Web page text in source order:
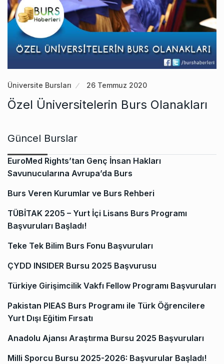
Üniversite Bursları 26 Temmuz 2020
Özel Üniversitelerin Burs Olanakları
Güncel Burslar
EuroMed Rights’tan Genç İnsan Hakları
Savunucularına Avrupa’da Burs
Burs Veren Kurumlar ve Burs Rehberi
TÜBİTAK 2205 – Yurt İçi Lisans Burs Programı
Başvuruları Başladı!
Teke Tek Bilim Burs Fonu Başvuruları
ÇYDD INSIDER Bursu 2025 Başvurusu
Türkiye Girişimcilik Vakfı Fellow Programı Başvuruları
Pakistan PIEAS Burs Programı ile Türk Öğrencilere
Yurt Dışı Eğitim Fırsatı
Anadolu Ajansı Araştırma Bursu 2025 Başvuruları
Milli Sporcu Bursu 2025-2026: Başvurular Başladı!